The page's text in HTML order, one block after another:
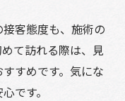
客態度も、施術の
て訪れる際は、見
すめです。気にな
です。